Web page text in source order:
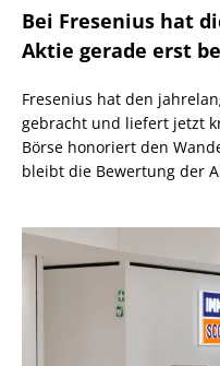
Bei Fresenius hat
Aktie gerade erst
Fresenius hat den
gebracht und liefert jetzt
Börse honoriert den
bleibt die Bewertung der